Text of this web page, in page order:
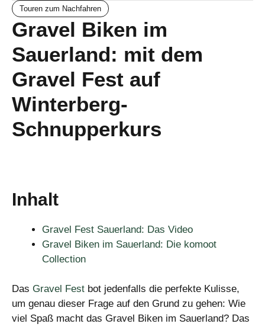
Touren zum Nachfahren
Gravel Biken im
Sauerland: mit dem
Gravel Fest auf
Winterberg-
Schnupperkurs
Inhalt
Gravel Fest Sauerland: Das Video
Gravel Biken im Sauerland: Die komoot
Collection
Das Gravel Fest bot jedenfalls die perfekte Kulisse,
um genau dieser Frage auf den Grund zu gehen: Wie
viel Spaß macht das Gravel Biken im Sauerland? Das